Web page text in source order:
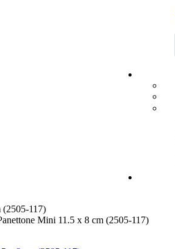
(2505-117)
Mini 11.5 x 8 cm (2505-117)